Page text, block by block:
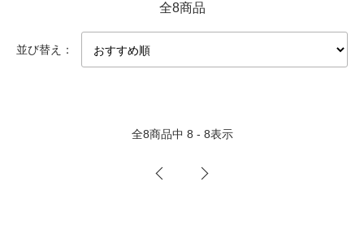
全8商品
並び替え：
全8商品中 8 - 8表示